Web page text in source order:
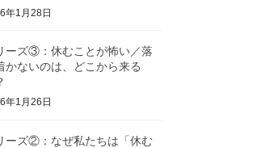
年1月28日
ーズ③：休むことが怖い／落
かないのは、どこから来る
年1月26日
ーズ②：なぜ私たちは「休む